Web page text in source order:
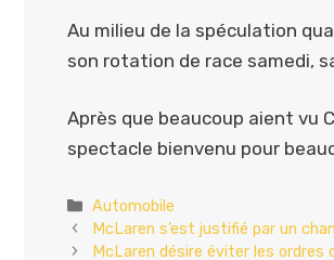
Au milieu de la spéculation
son rotation de race samedi,
Après que beaucoup aient vu
spectacle bienvenu pour
Catégories
Automobile
McLaren s’est justifié par un
McLaren désire éviter les ordres